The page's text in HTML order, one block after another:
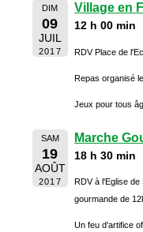
DIM
09
JUIL
2017
Village en
12 h 00 min
RDV Place de
Repas organisé
Jeux pour tous
SAM
19
AOÛT
2017
Marche
18 h 30 min
RDV à l'Eglise
gourmande de
Un feu d'artifice